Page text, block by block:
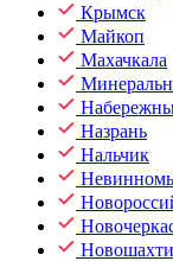
Крымск
Майкоп
Махачкала
Назрань
Нальчик